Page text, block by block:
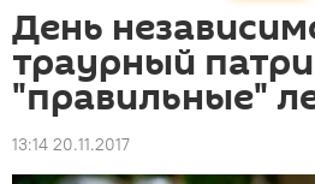
День
траурный
"правильные"
13:14 20.11.2017